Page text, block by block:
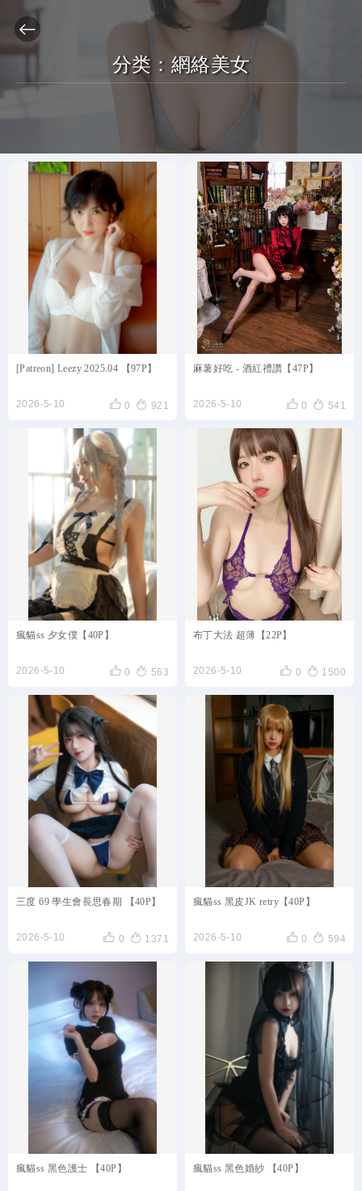
分类： 網絡美女
[Patreon] Leezy 2025.04 【97P】
2026-5-10  0  921
麻薯好吃 - 酒紅禮讚【47P】
2026-5-10  0  541
瘋貓ss 夕女僕【40P】
2026-5-10  0  563
布丁大法 超薄【22P】
2026-5-10  0  1500
三度 69 學生會長思春期 【40P】
2026-5-10  0  1371
瘋貓ss 黑皮JK retry【40P】
2026-5-10  0  594
瘋貓ss 黑色護士 【40P】 瘋貓ss 黑色婚紗 【40P】